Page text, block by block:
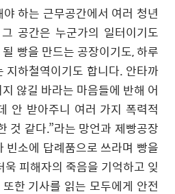
하는 근무공간에서 여러 청년
그 공간은 누군가의 일터이기도
빵을 만드는 공장이기도,하루
지하철역이기도 합니다. 안타까
않길 바라는 마음들에 반해 어
안 받아주니 여러 가지 폭력적
것 같다.”라는 망언과 제빵공장
빈소에 답례품으로 쓰라며 빵을
피해자의 죽음을 기억하고 잊
또한 기사를 읽는 모두에게 안전